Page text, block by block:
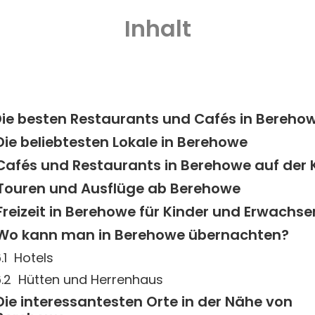
Inhalt
besten Restaurants und Cafés in
beliebtesten Lokale in Berehowe
und Restaurants in Berehowe auf der
und Ausflüge ab Berehowe
in Berehowe für Kinder und
kann man in Berehowe übernachten?
Hotels
Hütten und Herrenhaus
interessantesten Orte in der Nähe von